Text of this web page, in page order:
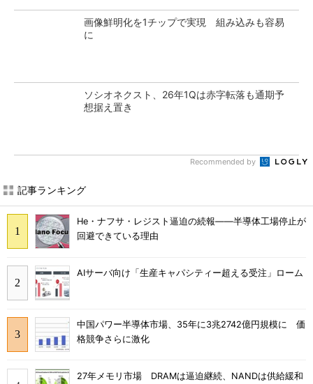
画像鮮明化を1チップで実現 組み込みも容易
に
ソシオネクスト、26年1Qは赤字転落も通期予
想据え置き
Recommended by
記事ランキング
He・ナフサ・レジスト逼迫の続報――半導体工場停止が
回避できている理由
AIサーバ向け「生産キャパシティー超える受注」ローム
中国パワー半導体市場、35年に3兆2742億円規模に 価
格競争さらに激化
27年メモリ市場 DRAMは逼迫継続、NANDは供給緩和